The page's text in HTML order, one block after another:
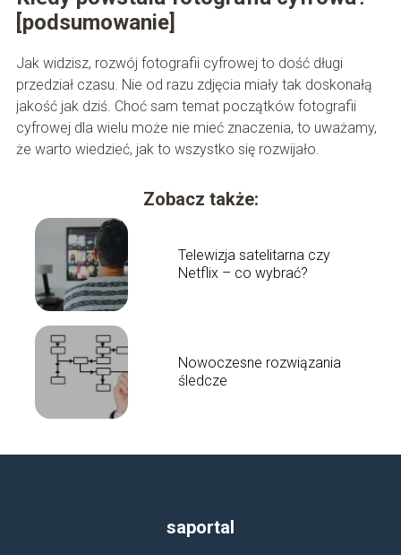
[podsumowanie]
Jak widzisz, rozwój fotografii cyfrowej to dość długi
przedział czasu. Nie od razu zdjęcia miały tak doskonałą
jakość jak dziś. Choć sam temat początków fotografii
cyfrowej dla wielu może nie mieć znaczenia, to uważamy,
że warto wiedzieć, jak to wszystko się rozwijało.
Zobacz także:
Telewizja satelitarna czy
Netflix – co wybrać?
Nowoczesne rozwiązania
śledcze
saportal